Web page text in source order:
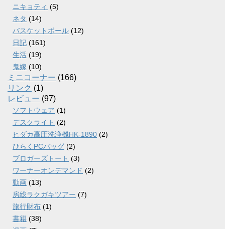
ニキョティ (5)
ネタ (14)
バスケットボール (12)
日記 (161)
生活 (19)
鬼嫁 (10)
ミニコーナー (166)
リンク (1)
レビュー (97)
ソフトウェア (1)
デスクライト (2)
ヒダカ高圧洗浄機HK-1890 (2)
ひらくPCバッグ (2)
ブロガーズトート (3)
ワーナーオンデマンド (2)
動画 (13)
房総ラクガキツアー (7)
旅行財布 (1)
書籍 (38)